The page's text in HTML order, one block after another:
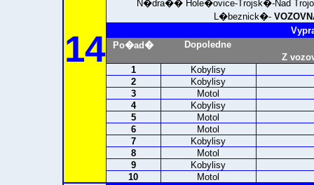
14
N�dra�� Hole�ovice-Trojsk�-Nad
L�beznick�-
Po�ad�
Dopoledne
Z
1
Kobylisy
2
Kobylisy
3
Motol
4
Kobylisy
5
Motol
6
Motol
7
Kobylisy
8
Motol
9
Kobylisy
10
Motol